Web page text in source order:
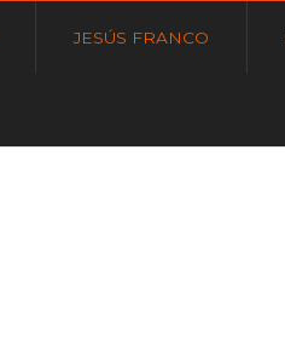
JESÚS FRANCO